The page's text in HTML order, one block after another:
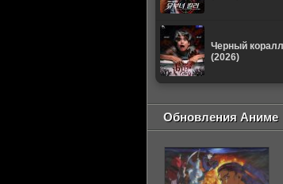
Черный коралл
(2026)
Обновления Аниме